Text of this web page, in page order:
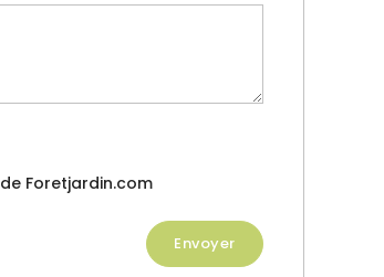
de Foretjardin.com